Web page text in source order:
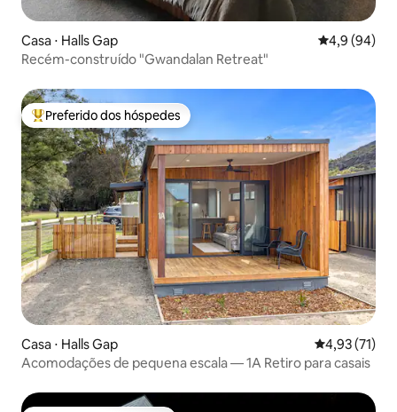
Casa ⋅ Halls Gap 4,9 de uma
4,9 (94)
Recém-construído "Gwandalan Retreat"
Entre os melhores preferidos dos hóspedes
Preferido dos hóspedes
Casa ⋅ Halls Gap 4,93 de uma
4,93 (71)
Acomodações de pequena escala — 1A Retiro para casais